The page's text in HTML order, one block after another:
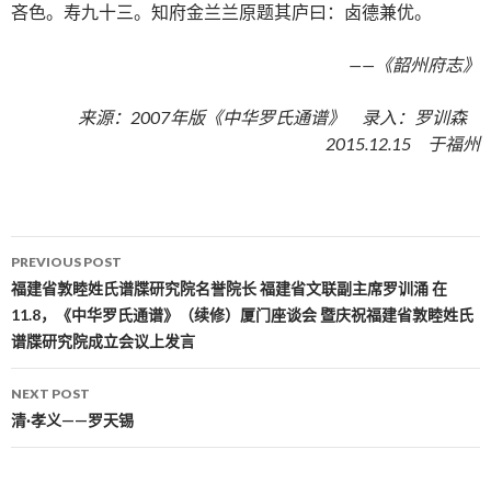
吝色。寿九十三。知府金兰兰原题其庐曰：卤德兼优。
——《韶州府志》
来源：2007年版《中华罗氏通谱》 录入：罗训森
2015.12.15 于福州
Post navigation
PREVIOUS POST
福建省敦睦姓氏谱牒研究院名誉院长 福建省文联副主席罗训涌 在
11.8，《中华罗氏通谱》（续修）厦门座谈会 暨庆祝福建省敦睦姓氏
谱牒研究院成立会议上发言
NEXT POST
清·孝义——罗天锡